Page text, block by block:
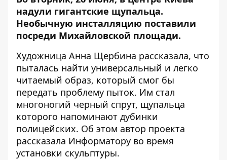
надули гигантские щупальца.
Необычную инсталляцию поставили
посреди Михайловской площади.
Художница Анна Щербина рассказала, что
пыталась найти универсальный и легко
читаемый образ, который смог бы
передать проблему пыток. Им стал
многоногий черный спрут, щупальца
которого напоминают дубинки
полицейских. Об этом автор проекта
рассказала Информатору во время
установки скульптуры.